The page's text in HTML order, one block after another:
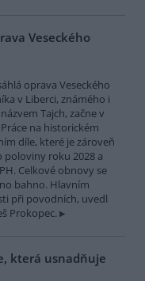
Veseckého
oprava Veseckého
v Liberci, známého i
Tajch, začne v
na historickém
díle, které je zároveň
roku 2028 a
Celkové obnovy se
bahno. Hlavním
při povodních, uvedl
Prokopec.
která usnadňuje